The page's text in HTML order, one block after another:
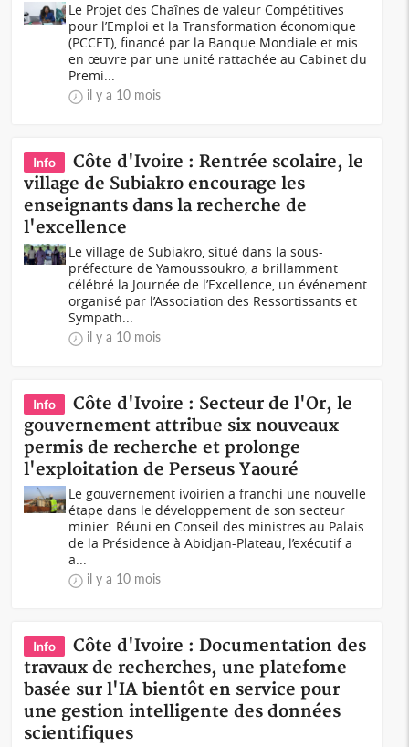
Le Projet des Chaînes de valeur Compétitives
pour l’Emploi et la Transformation économique
(PCCET), financé par la Banque Mondiale et mis
en œuvre par une unité rattachée au Cabinet du
Premi...
il y a 10 mois
Info
Côte d'Ivoire : Rentrée scolaire, le
village de Subiakro encourage les
enseignants dans la recherche de
l'excellence
Le village de Subiakro, situé dans la sous-
préfecture de Yamoussoukro, a brillamment
célébré la Journée de l’Excellence, un événement
organisé par l’Association des Ressortissants et
Sympath...
il y a 10 mois
Info
Côte d'Ivoire : Secteur de l'Or, le
gouvernement attribue six nouveaux
permis de recherche et prolonge
l'exploitation de Perseus Yaouré
Le gouvernement ivoirien a franchi une nouvelle
étape dans le développement de son secteur
minier. Réuni en Conseil des ministres au Palais
de la Présidence à Abidjan-Plateau, l’exécutif a
a...
il y a 10 mois
Info
Côte d'Ivoire : Documentation des
travaux de recherches, une platefome
basée sur l'IA bientôt en service pour
une gestion intelligente des données
scientifiques